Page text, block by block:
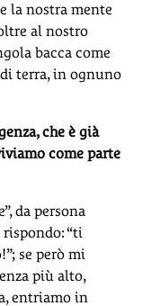
la nostra mente
al nostro
bacca come
terra, in ognuno
che è già
come parte
da persona
“ti
se però mi
più alto,
entriamo in